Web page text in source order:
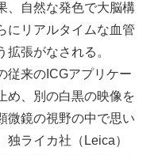
、自然な発色で大脳構
にリアルタイムな血管
張がなされる。
来のICGアプリケー
め、別の白黒の映像を
微鏡の視野の中で思い
ライカ社（Leica）